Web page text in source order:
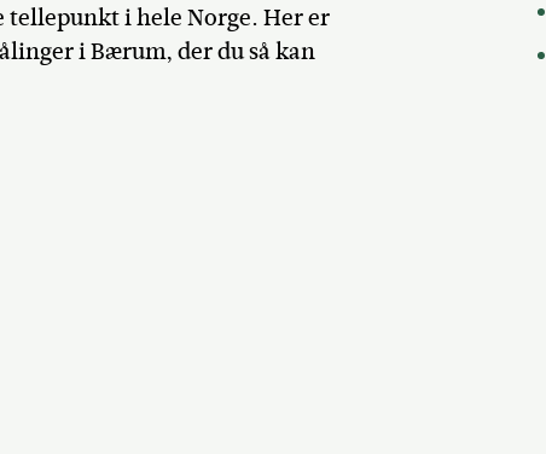
i hele Norge. Her er
i Bærum, der du så kan